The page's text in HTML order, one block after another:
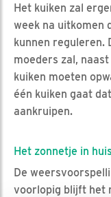
Het kuiken zal
week na uitkomen
kunnen reguleren.
moeders zal,
kuiken moeten
één kuiken gaat
aankruipen.
Het zonnetje in
De
voorlopig blijft het